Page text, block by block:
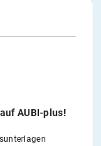
AUBI-plus!